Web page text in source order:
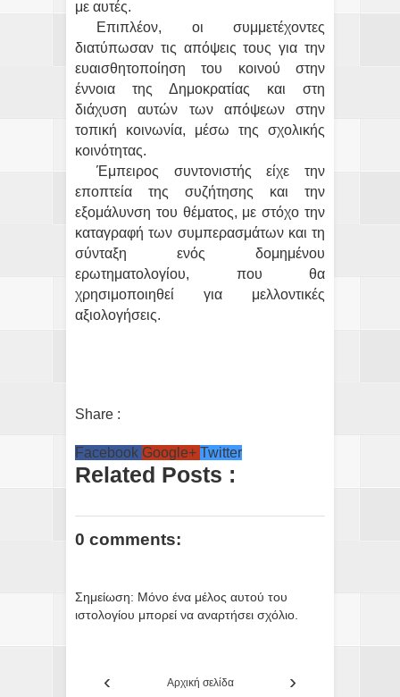
με αυτές.
Επιπλέον, οι συμμετέχοντες
διατύπωσαν τις απόψεις τους για την
ευαισθητοποίηση του κοινού στην
έννοια της Δημοκρατίας και στη
διάχυση αυτών των απόψεων στην
τοπική κοινωνία, μέσω της σχολικής
κοινότητας.
Έμπειρος συντονιστής είχε την
εποπτεία της συζήτησης και την
εξομάλυνση του θέματος, με στόχο την
καταγραφή των συμπερασμάτων και τη
σύνταξη ενός δομημένου
ερωτηματολογίου, που θα
χρησιμοποιηθεί για μελλοντικές
αξιολογήσεις.
Share :
Facebook Google+ Twitter
Related Posts :
0 comments:
Σημείωση: Μόνο ένα μέλος αυτού του
ιστολογίου μπορεί να αναρτήσει σχόλιο.
‹ ›
Αρχική σελίδα